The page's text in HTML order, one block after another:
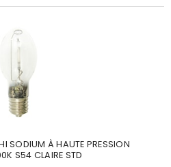
SODIUM À HAUTE PRESSION
S54 CLAIRE STD